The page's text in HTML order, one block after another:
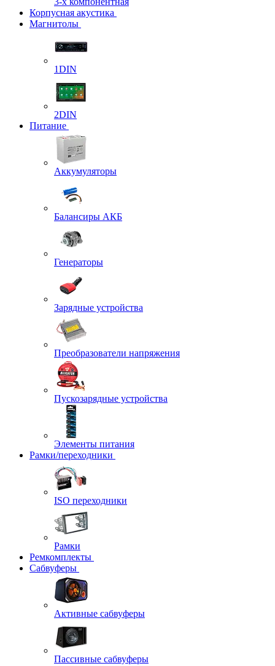
Корпусная акустика
Магнитолы
1DIN
2DIN
Питание
Аккумуляторы
Балансиры АКБ
Генераторы
Зарядные устройства
Преобразователи напряжения
Пускозарядные устройства
Элементы питания
Рамки/переходники
ISO переходники
Рамки
Ремкомплекты
Сабвуферы
Активные сабвуферы
Пассивные сабвуферы